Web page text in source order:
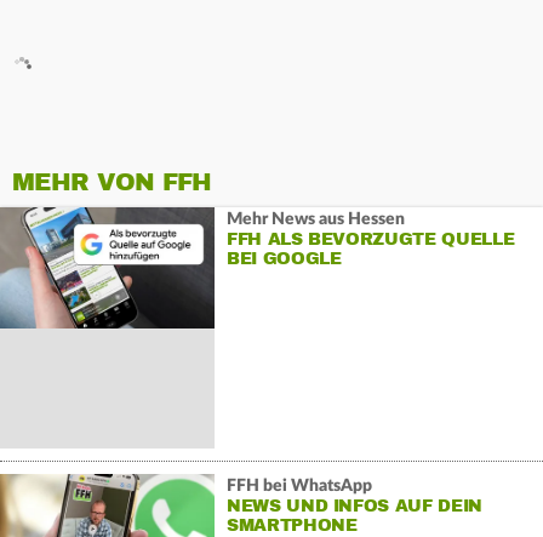
MEHR VON FFH
Mehr News aus Hessen
FFH ALS BEVORZUGTE QUELLE
BEI GOOGLE
FFH bei WhatsApp
NEWS UND INFOS AUF DEIN
SMARTPHONE